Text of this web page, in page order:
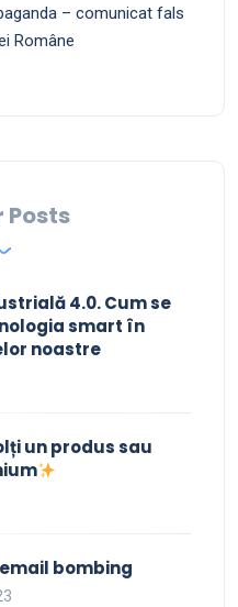
– comunicat fals
Române
Posts
4.0. Cum se
smart în
noastre
un produs sau
bombing